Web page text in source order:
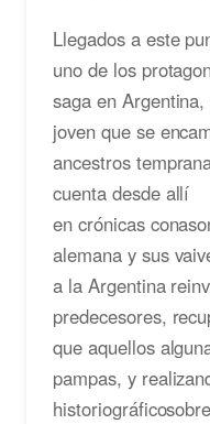
Llegados a este
uno de los
saga en
joven que se
ancestros
cuenta desde allí
en crónicas
alemana y sus
a la Argentina
predecesores,
que aquellos
pampas, y